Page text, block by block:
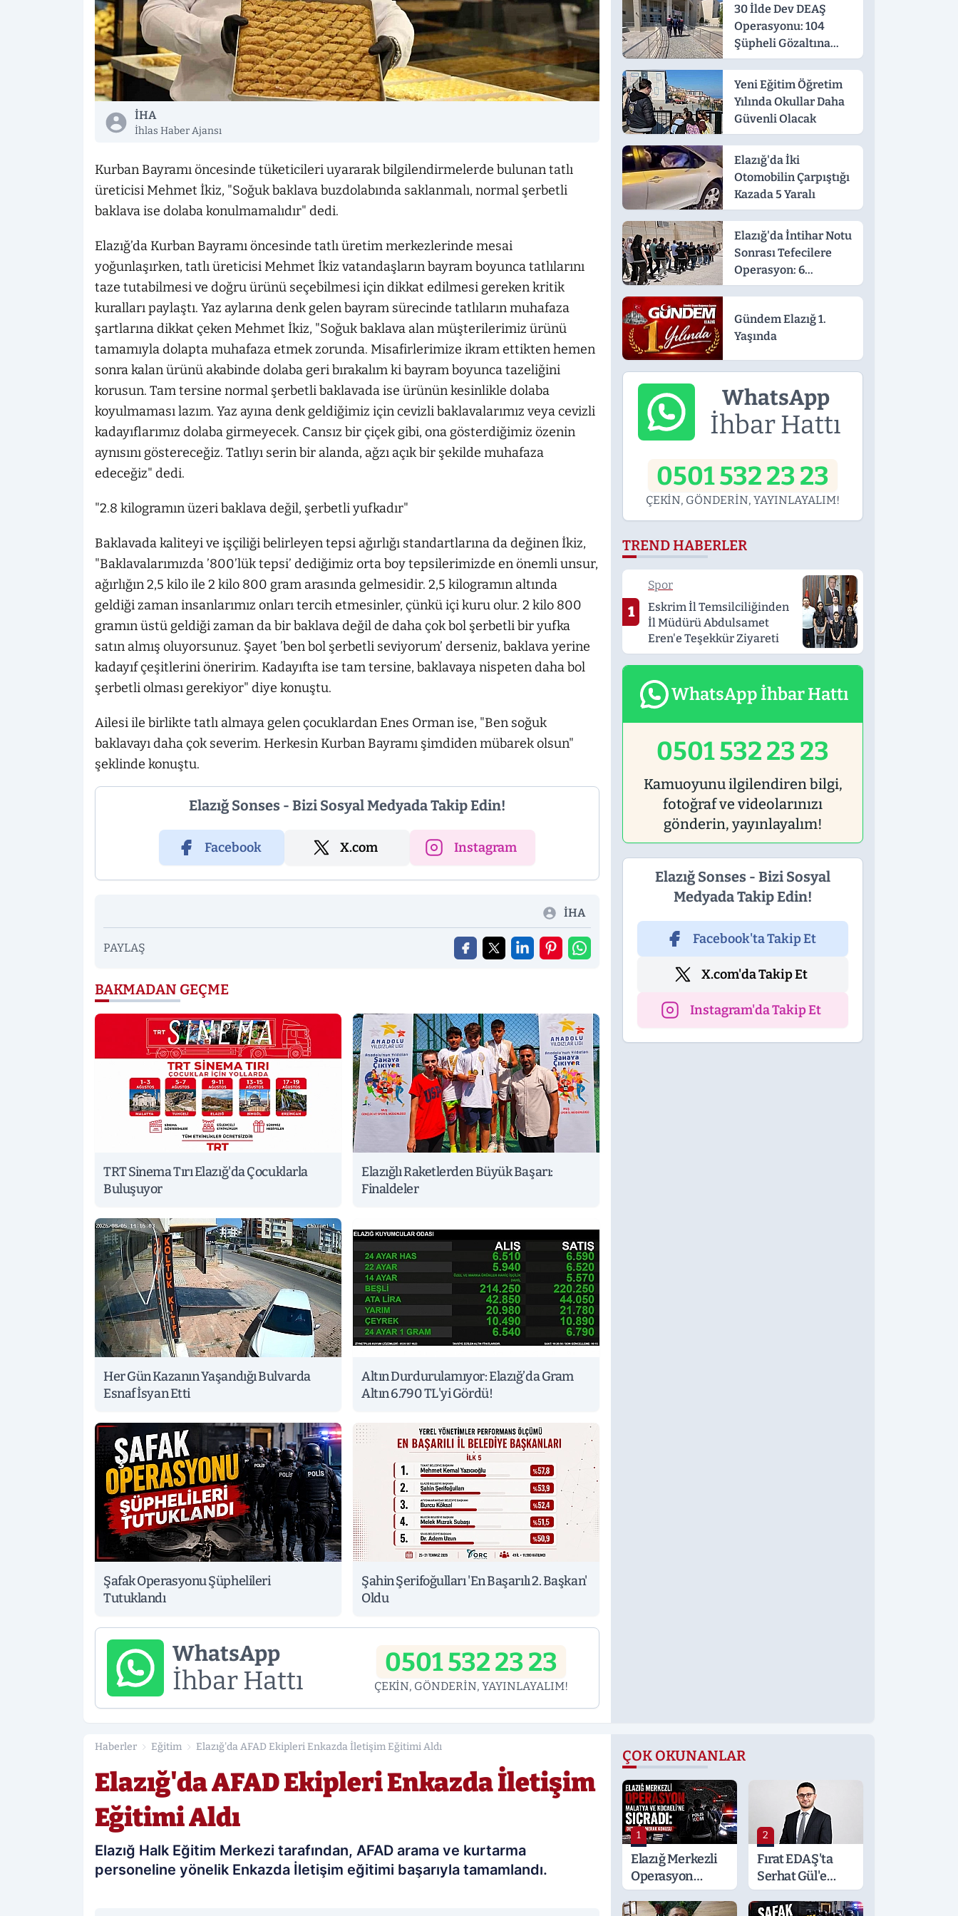
İHA
İhlas Haber Ajansı
Kurban Bayramı öncesinde tüketicileri uyararak bilgilendirmelerde bulunan tatlı
üreticisi Mehmet İkiz, "Soğuk baklava buzdolabında saklanmalı, normal şerbetli
baklava ise dolaba konulmamalıdır" dedi.
Elazığ’da Kurban Bayramı öncesinde tatlı üretim merkezlerinde mesai
yoğunlaşırken, tatlı üreticisi Mehmet İkiz vatandaşların bayram boyunca tatlılarını
taze tutabilmesi ve doğru ürünü seçebilmesi için dikkat edilmesi gereken kritik
kuralları paylaştı. Yaz aylarına denk gelen bayram sürecinde tatlıların muhafaza
şartlarına dikkat çeken Mehmet İkiz, "Soğuk baklava alan müşterilerimiz ürünü
tamamıyla dolapta muhafaza etmek zorunda. Misafirlerimize ikram ettikten hemen
sonra kalan ürünü akabinde dolaba geri bırakalım ki bayram boyunca tazeliğini
korusun. Tam tersine normal şerbetli baklavada ise ürünün kesinlikle dolaba
koyulmaması lazım. Yaz ayına denk geldiğimiz için cevizli baklavalarımız veya cevizli
kadayıflarımız dolaba girmeyecek. Cansız bir çiçek gibi, ona gösterdiğimiz özenin
aynısını göstereceğiz. Tatlıyı serin bir alanda, ağzı açık bir şekilde muhafaza
edeceğiz" dedi.
"2.8 kilogramın üzeri baklava değil, şerbetli yufkadır"
Baklavada kaliteyi ve işçiliği belirleyen tepsi ağırlığı standartlarına da değinen İkiz,
"Baklavalarımızda ’800’lük tepsi’ dediğimiz orta boy tepsilerimizde en önemli unsur,
ağırlığın 2,5 kilo ile 2 kilo 800 gram arasında gelmesidir. 2,5 kilogramın altında
geldiği zaman insanlarımız onları tercih etmesinler, çünkü içi kuru olur. 2 kilo 800
gramın üstü geldiği zaman da bir baklava değil de daha çok bol şerbetli bir yufka
satın almış oluyorsunuz. Şayet ’ben bol şerbetli seviyorum’ derseniz, baklava yerine
kadayıf çeşitlerini öneririm. Kadayıfta ise tam tersine, baklavaya nispeten daha bol
şerbetli olması gerekiyor" diye konuştu.
Ailesi ile birlikte tatlı almaya gelen çocuklardan Enes Orman ise, "Ben soğuk
baklavayı daha çok severim. Herkesin Kurban Bayramı şimdiden mübarek olsun"
şeklinde konuştu.
Elazığ Sonses - Bizi Sosyal Medyada Takip Edin!
Facebook X.com Instagram
İHA
PAYLAŞ
BAKMADAN GEÇME
TRT Sinema Tırı Elazığ'da Çocuklarla
Buluşuyor
Elazığlı Raketlerden Büyük Başarı:
Finaldeler
Her Gün Kazanın Yaşandığı Bulvarda
Esnaf İsyan Etti
Altın Durdurulamıyor: Elazığ’da Gram
Altın 6.790 TL'yi Gördü!
Şafak Operasyonu Şüphelileri
Tutuklandı
Şahin Şerifoğulları 'En Başarılı 2. Başkan'
Oldu
WhatsApp
İhbar Hattı
0501 532 23 23
ÇEKİN, GÖNDERİN, YAYINLAYALIM!
30 İlde Dev DEAŞ
Operasyonu: 104
Şüpheli Gözaltına
Alındı
Yeni Eğitim Öğretim
Yılında Okullar Daha
Güvenli Olacak
Elazığ'da İki
Otomobilin Çarpıştığı
Kazada 5 Yaralı
Elazığ'da İntihar Notu
Sonrası Tefecilere
Operasyon: 6
Tutuklama
Gündem Elazığ 1.
Yaşında
WhatsApp
İhbar Hattı
0501 532 23 23
ÇEKİN, GÖNDERİN, YAYINLAYALIM!
TREND HABERLER
1
Spor
Eskrim İl Temsilciliğinden
İl Müdürü Abdulsamet
Eren'e Teşekkür Ziyareti
WhatsApp İhbar Hattı
0501 532 23 23
Kamuoyunu ilgilendiren bilgi,
fotoğraf ve videolarınızı
gönderin, yayınlayalım!
Elazığ Sonses - Bizi Sosyal
Medyada Takip Edin!
Facebook'ta Takip Et
X.com'da Takip Et
Instagram'da Takip Et
Haberler Eğitim Elazığ'da AFAD Ekipleri Enkazda İletişim Eğitimi Aldı
Elazığ'da AFAD Ekipleri Enkazda İletişim
Eğitimi Aldı
Elazığ Halk Eğitim Merkezi tarafından, AFAD arama ve kurtarma
personeline yönelik Enkazda İletişim eğitimi başarıyla tamamlandı.
ÇOK OKUNANLAR
1
Elazığ Merkezli
Operasyon
Malatya ve
Kocaeli’ne
2
Fırat EDAŞ'ta
Serhat Gül'e
Önemli Görev